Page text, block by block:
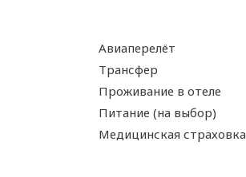
Авиаперелёт
Трансфер
Проживание в отеле
Питание (на выбор)
Медицинская страховка